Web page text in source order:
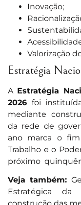
Inovação;
Valorização
Estratégia
A Estratégia
2026 foi
mediante
da rede de
ano marca o
Trabalho e o
próximo
Veja também:
Estratégica da